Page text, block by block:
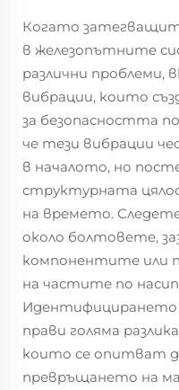
Когато
в железопътните
различни проблеми,
вибрации, които
за безопасността
че тези вибрации
в началото, но
структурната
на времето.
около болтовете,
компонентите или
на частите по
Идентифицирането
прави голяма
които се опитват
превръщането на